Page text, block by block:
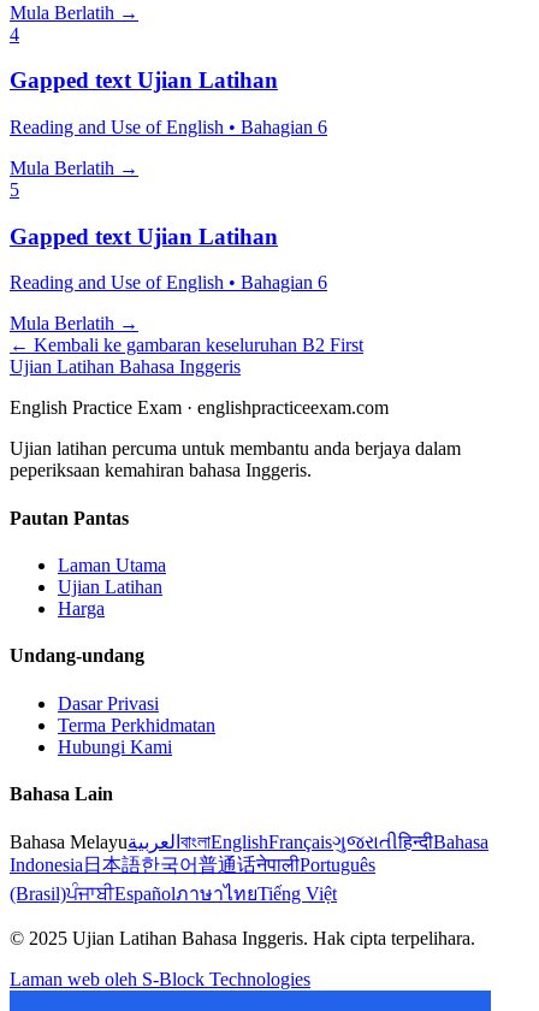
Mula Berlatih →
4
Gapped text Ujian Latihan
Reading and Use of English • Bahagian 6
Mula Berlatih →
5
Gapped text Ujian Latihan
Reading and Use of English • Bahagian 6
Mula Berlatih →
← Kembali ke gambaran keseluruhan B2 First
Ujian Latihan Bahasa Inggeris
English Practice Exam · englishpracticeexam.com
Ujian latihan percuma untuk membantu anda berjaya dalam
peperiksaan kemahiran bahasa Inggeris.
Pautan Pantas
Laman Utama
Ujian Latihan
Harga
Undang-undang
Dasar Privasi
Terma Perkhidmatan
Hubungi Kami
Bahasa Lain
Bahasa Melayuالعربية বাংলাEnglishFrançaisગુજરાતીहिन्दीBahasa
Indonesia 日本語한국어普通话नेपालीPortuguês
(Brasil)ਪੰਜਾਬੀEspañolภาษาไทยTiếng Việt
© 2025 Ujian Latihan Bahasa Inggeris. Hak cipta terpelihara.
Laman web oleh S-Block Technologies